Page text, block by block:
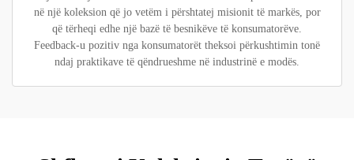
në një koleksion që jo vetëm i përshtatej misionit të markës, por
që tërheqi edhe një bazë të besnikëve të konsumatorëve.
Feedback-u pozitiv nga konsumatorët theksoi përkushtimin tonë
ndaj praktikave të qëndrueshme në industrinë e modës.